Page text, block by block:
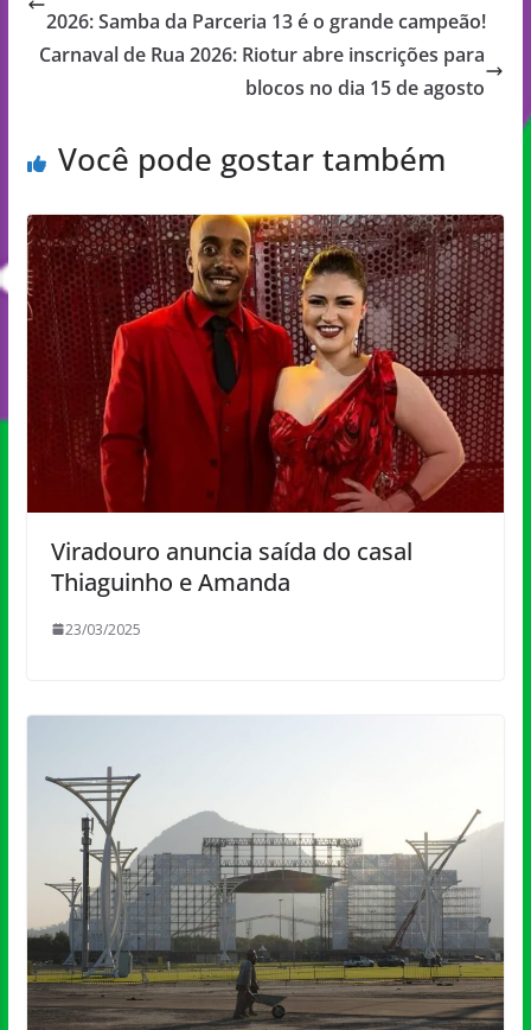
2026: Samba da Parceria 13 é o grande campeão!
Carnaval de Rua 2026: Riotur abre inscrições para
blocos no dia 15 de agosto
Você pode gostar também
Viradouro anuncia saída do casal
Thiaguinho e Amanda
23/03/2025